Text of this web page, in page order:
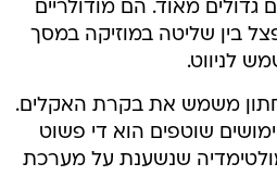
מאוד. הם מודולריים
בין שליטה במוזיקה במסך
לניווט.
משמש את בקרת האקלים.
שוטפים הוא די פשוט
שנשענת על מערכת